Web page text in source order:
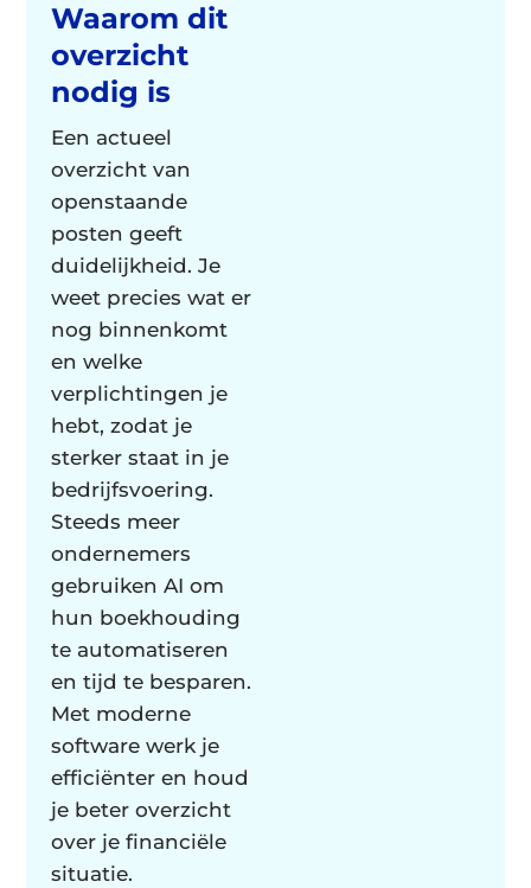
Waarom dit
overzicht
nodig is
Een actueel
overzicht van
openstaande
posten geeft
duidelijkheid. Je
weet precies wat er
nog binnenkomt
en welke
verplichtingen je
hebt, zodat je
sterker staat in je
bedrijfsvoering.
Steeds meer
ondernemers
gebruiken AI om
hun boekhouding
te automatiseren
en tijd te besparen.
Met moderne
software werk je
efficiënter en houd
je beter overzicht
over je financiële
situatie.